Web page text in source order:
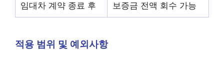
임대차 계약 종료 후 보증금 전액 회수 가능
적용 범위 및 예외사항